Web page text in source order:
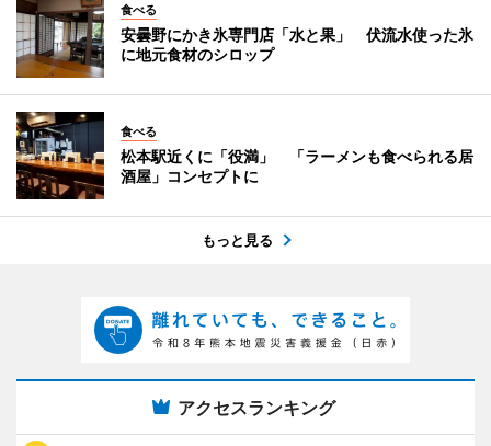
食べる
安曇野にかき氷専門店「水と果」 伏流水使った氷
に地元食材のシロップ
食べる
松本駅近くに「役満」 「ラーメンも食べられる居
酒屋」コンセプトに
もっと見る
アクセスランキング